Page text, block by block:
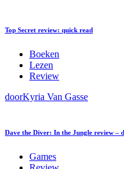
Top Secret review: quick read
Boeken
Lezen
Review
doorKyria Van Gasse
Dave the Diver: In the Jungle review –
Games